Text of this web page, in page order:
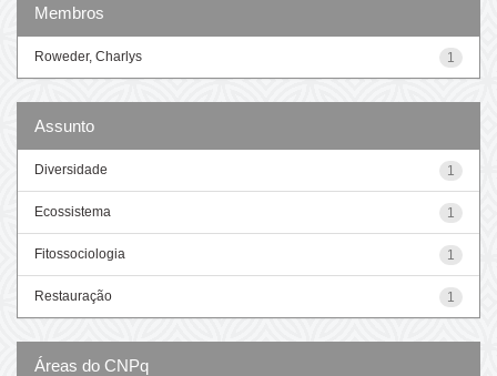
Membros
1
Roweder, Charlys
Assunto
1
Diversidade
1
Ecossistema
1
Fitossociologia
1
Restauração
Áreas do CNPq